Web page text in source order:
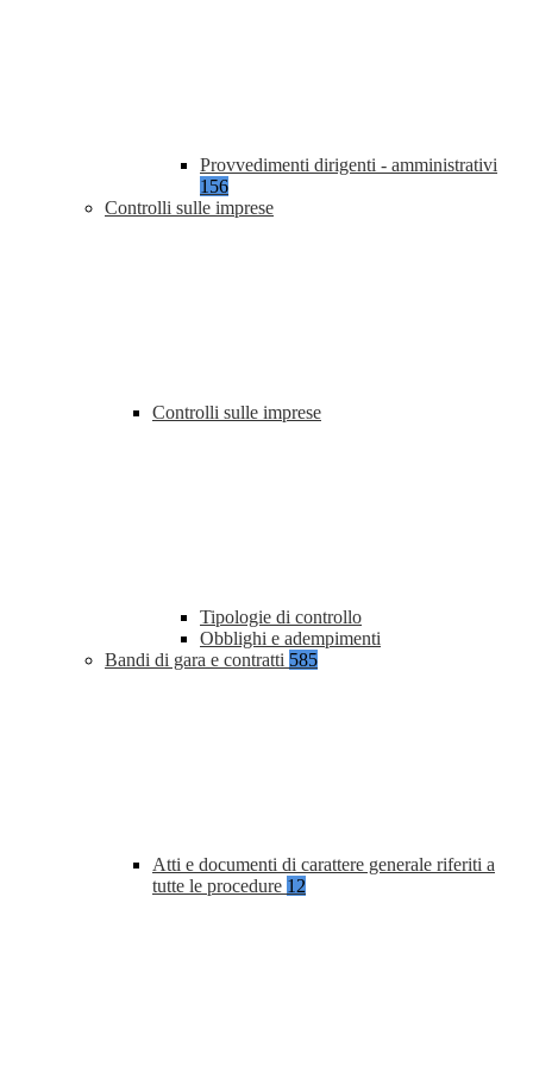
Provvedimenti dirigenti - amministrativi
156
Controlli sulle imprese
Controlli sulle imprese
Tipologie di controllo
Obblighi e adempimenti
Bandi di gara e contratti 585
Atti e documenti di carattere generale riferiti a
tutte le procedure 12